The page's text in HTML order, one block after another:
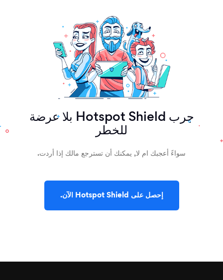
جرب Hotspot Shield بلا عرضة
للخطر
سواءً أعجبك ام لا, يمكنك أن تسترجع مالك إذا أردت.
إحصل على Hotspot Shield الآن.